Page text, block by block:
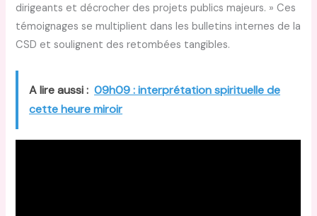
dirigeants et décrocher des projets publics majeurs. » Ces
témoignages se multiplient dans les bulletins internes de la
CSD et soulignent des retombées tangibles.
A lire aussi : 09h09 : interprétation spirituelle de
cette heure miroir